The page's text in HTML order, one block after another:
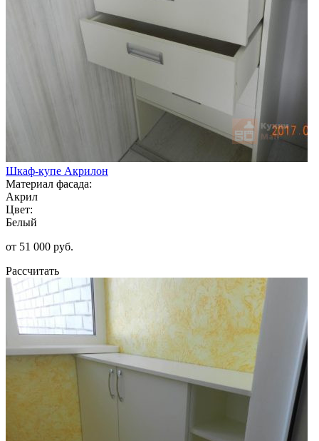
Шкаф-купе Акрилон
Материал фасада:
Акрил
Цвет:
Белый
от 51 000 руб.
Рассчитать